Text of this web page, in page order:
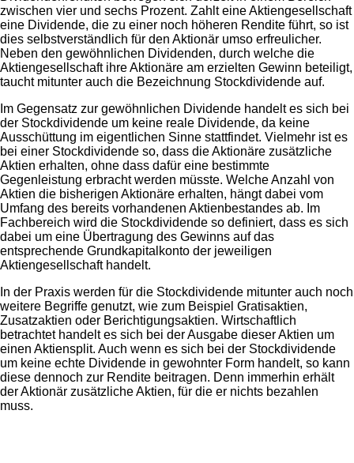
zwischen vier und sechs Prozent. Zahlt eine Aktiengesellschaft
eine Dividende, die zu einer noch höheren Rendite führt, so ist
dies selbstverständlich für den Aktionär umso erfreulicher.
Neben den gewöhnlichen Dividenden, durch welche die
Aktiengesellschaft ihre Aktionäre am erzielten Gewinn beteiligt,
taucht mitunter auch die Bezeichnung Stockdividende auf.
Im Gegensatz zur gewöhnlichen Dividende handelt es sich bei
der Stockdividende um keine reale Dividende, da keine
Ausschüttung im eigentlichen Sinne stattfindet. Vielmehr ist es
bei einer Stockdividende so, dass die Aktionäre zusätzliche
Aktien erhalten, ohne dass dafür eine bestimmte
Gegenleistung erbracht werden müsste. Welche Anzahl von
Aktien die bisherigen Aktionäre erhalten, hängt dabei vom
Umfang des bereits vorhandenen Aktienbestandes ab. Im
Fachbereich wird die Stockdividende so definiert, dass es sich
dabei um eine Übertragung des Gewinns auf das
entsprechende Grundkapitalkonto der jeweiligen
Aktiengesellschaft handelt.
In der Praxis werden für die Stockdividende mitunter auch noch
weitere Begriffe genutzt, wie zum Beispiel Gratisaktien,
Zusatzaktien oder Berichtigungsaktien. Wirtschaftlich
betrachtet handelt es sich bei der Ausgabe dieser Aktien um
einen Aktiensplit. Auch wenn es sich bei der Stockdividende
um keine echte Dividende in gewohnter Form handelt, so kann
diese dennoch zur Rendite beitragen. Denn immerhin erhält
der Aktionär zusätzliche Aktien, für die er nichts bezahlen
muss.